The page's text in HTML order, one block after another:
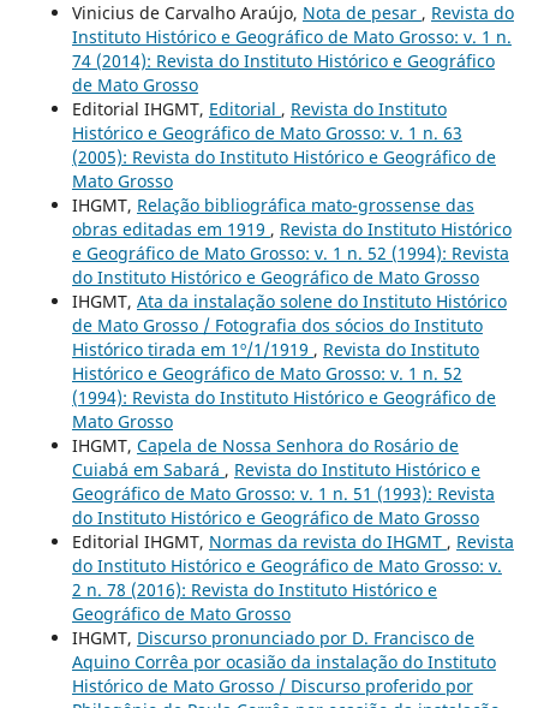
Vinicius de Carvalho Araújo, Nota de pesar , Revista do
Instituto Histórico e Geográfico de Mato Grosso: v. 1 n.
74 (2014): Revista do Instituto Histórico e Geográfico
de Mato Grosso
Editorial IHGMT, Editorial , Revista do Instituto
Histórico e Geográfico de Mato Grosso: v. 1 n. 63
(2005): Revista do Instituto Histórico e Geográfico de
Mato Grosso
IHGMT, Relação bibliográfica mato-grossense das
obras editadas em 1919 , Revista do Instituto Histórico
e Geográfico de Mato Grosso: v. 1 n. 52 (1994): Revista
do Instituto Histórico e Geográfico de Mato Grosso
IHGMT, Ata da instalação solene do Instituto Histórico
de Mato Grosso / Fotografia dos sócios do Instituto
Histórico tirada em 1º/1/1919 , Revista do Instituto
Histórico e Geográfico de Mato Grosso: v. 1 n. 52
(1994): Revista do Instituto Histórico e Geográfico de
Mato Grosso
IHGMT, Capela de Nossa Senhora do Rosário de
Cuiabá em Sabará , Revista do Instituto Histórico e
Geográfico de Mato Grosso: v. 1 n. 51 (1993): Revista
do Instituto Histórico e Geográfico de Mato Grosso
Editorial IHGMT, Normas da revista do IHGMT , Revista
do Instituto Histórico e Geográfico de Mato Grosso: v.
2 n. 78 (2016): Revista do Instituto Histórico e
Geográfico de Mato Grosso
IHGMT, Discurso pronunciado por D. Francisco de
Aquino Corrêa por ocasião da instalação do Instituto
Histórico de Mato Grosso / Discurso proferido por